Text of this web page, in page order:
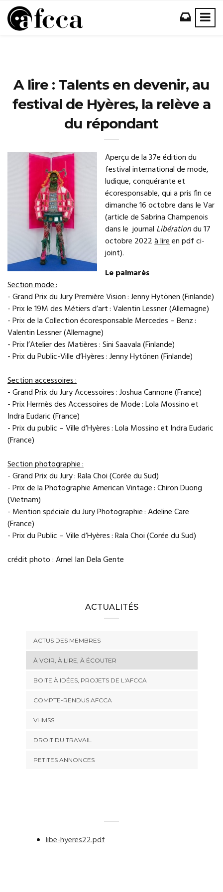
A lire : Talents en devenir, au
festival de Hyères, la relève a
du répondant
Aperçu de la 37e édition du
festival international de mode,
ludique, conquérante et
écoresponsable, qui a pris fin ce
dimanche 16 octobre dans le Var
(article de Sabrina Champenois
dans le journal Libérationdu 17
octobre 2022à lireen pdf ci-
joint).
Le palmarès
Section mode :
- Grand Prix du Jury Première Vision : Jenny Hytönen (Finlande)
- Prix le 19M des Métiers d’art : Valentin Lessner (Allemagne)
- Prix de la Collection écoresponsable Mercedes – Benz :
Valentin Lessner (Allemagne)
- Prix l’Atelier des Matières : Sini Saavala (Finlande)
- Prix du Public-Ville d’Hyères : Jenny Hytönen (Finlande)
Section accessoires :
- Grand Prix du Jury Accessoires : Joshua Cannone (France)
- Prix Hermès des Accessoires de Mode : Lola Mossino et
Indra Eudaric (France)
- Prix du public – Ville d’Hyères : Lola Mossino et Indra Eudaric
(France)
Section photographie :
- Grand Prix du Jury : Rala Choi (Corée du Sud)
- Prix de la Photographie American Vintage : Chiron Duong
(Vietnam)
- Mention spéciale du Jury Photographie : Adeline Care
(France)
- Prix du Public – Ville d’Hyères : Rala Choi (Corée du Sud)
crédit photo : Arnel Ian Dela Gente
ACTUALITÉS
ACTUS DES MEMBRES
À VOIR, À LIRE, À ÉCOUTER
BOITE À IDÉES, PROJETS DE L'AFCCA
COMPTE-RENDUS AFCCA
VHMSS
DROIT DU TRAVAIL
PETITES ANNONCES
libe-hyeres22.pdf